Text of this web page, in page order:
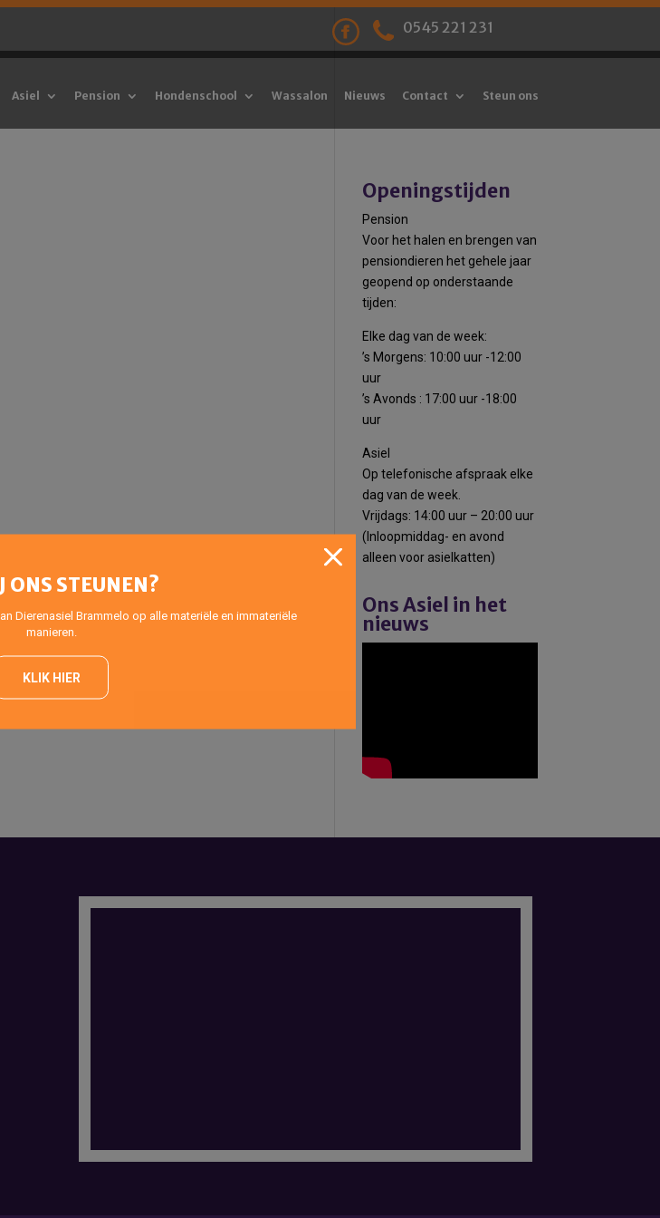
0545 221 231
Asiel Pension Hondenschool Wassalon Nieuws Contact Steun ons
Openingstijden
Pension
Voor het halen en brengen van
pensiondieren het gehele jaar
geopend op onderstaande
tijden:
Elke dag van de week:
’s Morgens: 10:00 uur -12:00
uur
’s Avonds : 17:00 uur -18:00
uur
Asiel
Op telefonische afspraak elke
dag van de week.
Vrijdags: 14:00 uur – 20:00 uur
(Inloopmiddag- en avond
alleen voor asielkatten)
Ons Asiel in het
nieuws
ONS STEUNEN?
Dierenasiel Brammelo op alle materiële en immateriële
manieren.
KLIK HIER